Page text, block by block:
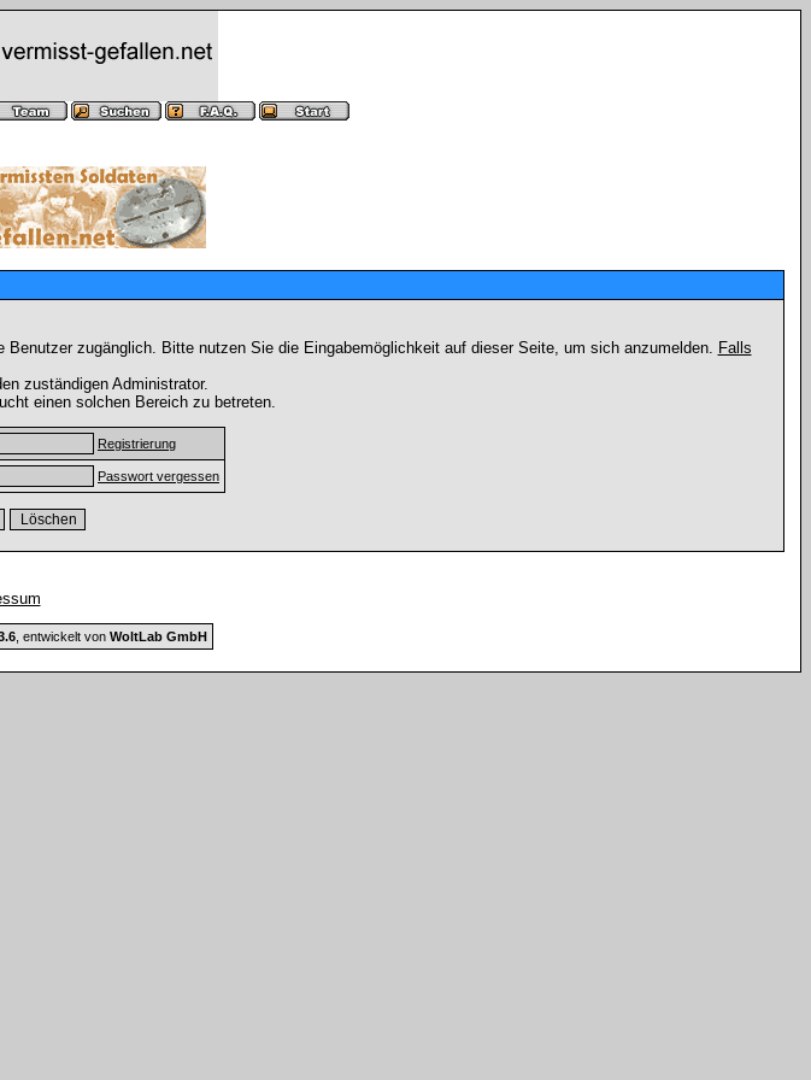
zugänglich. Bitte nutzen Sie die Eingabemöglichkeit auf dieser Seite, um sich anzumelden. Falls
zuständigen Administrator.
einen solchen Bereich zu betreten.
Registrierung
Passwort vergessen
, entwickelt von WoltLab GmbH